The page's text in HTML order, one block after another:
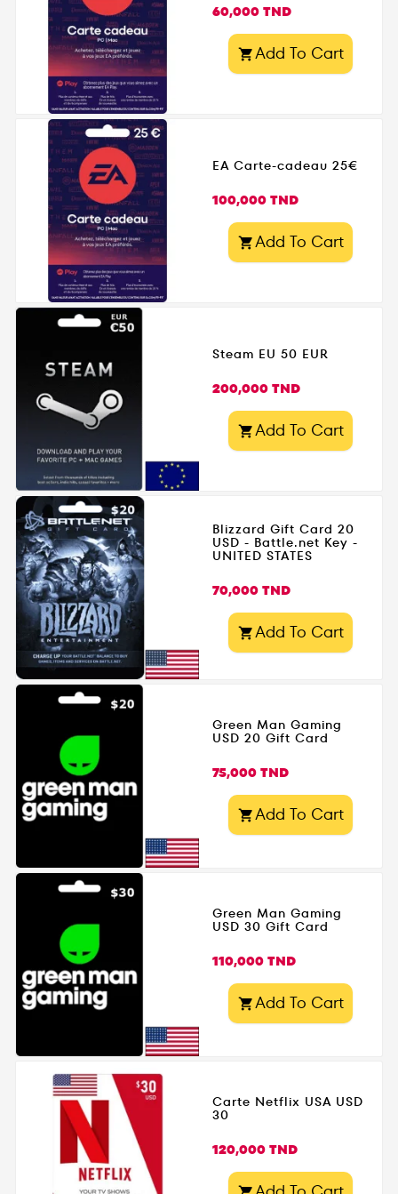
Prix
60,000 TND
Add To Cart
EA Carte-cadeau 25€
Prix
100,000 TND
Add To Cart
Steam EU 50 EUR
Prix
200,000 TND
Add To Cart
Blizzard Gift Card 20
USD - Battle.net Key -
UNITED STATES
Prix
70,000 TND
Add To Cart
Green Man Gaming
USD 20 Gift Card
Prix
75,000 TND
Add To Cart
Green Man Gaming
USD 30 Gift Card
Prix
110,000 TND
Add To Cart
Carte Netflix USA USD
30
Prix
120,000 TND